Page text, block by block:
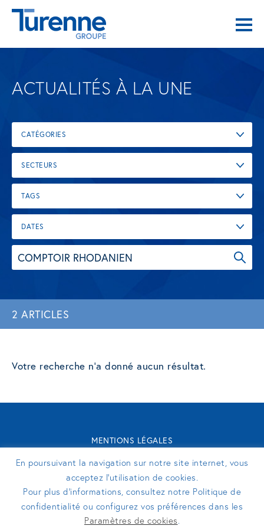
ACTUALITÉS À LA UNE
CATÉGORIES
SECTEURS
TAGS
DATES
2 ARTICLES
Votre recherche n'a donné aucun résultat.
MENTIONS LÉGALES
TURENNE GROUPE 2026 - SITE RÉALISÉ PAR
SUIVEZ-NOUS
En poursuivant la navigation sur notre site internet, vous
acceptez l’utilisation de cookies.
Pour plus d’informations, consultez notre Politique de
confidentialité ou configurez vos préférences dans les
Paramètres de cookies.